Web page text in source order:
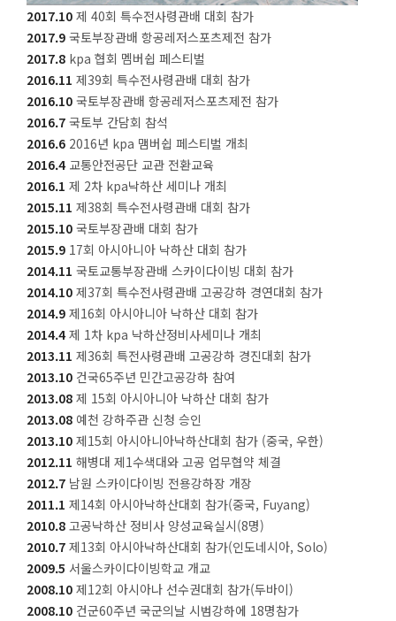
2017.10 제 40회 특수전사령관배 대회 참가
2017.9 국토부장관배 항공레저스포츠제전 참가
2017.8 kpa 협회 멤버쉽 페스티벌
2016.11 제39회 특수전사령관배 대회 참가
2016.10 국토부장관배 항공레저스포츠제전 참가
2016.7 국토부 간담회 참석
2016.6 2016년 kpa 맴버쉽 페스티벌 개최
2016.4교통안전공단 교관 전환교육
2016.1 제 2차 kpa낙하산 세미나 개최
2015.11 제38회 특수전사령관배 대회 참가
2015.10 국토부장관배 대회 참가
2015.9 17회 아시아니아 낙하산 대회 참가
2014.11 국토교통부장관배 스카이다이빙 대회 참가
2014.10 제37회 특수전사령관배 고공강하 경연대회 참가
2014.9 제16회 아시아니아 낙하산 대회 참가
2014.4제 1차 kpa 낙하산정비사세미나 개최
2013.11 제36회 특전사령관배 고공강하 경진대회 참가
2013.10 건국65주년 민간고공강하 참여
2013.08 제 15회 아시아니아 낙하산 대회 참가
2013.08 예천 강하주관 신청 승인
2013.10 제15회 아시아니아낙하산대회 참가 (중국, 우한)
2012.11 해병대 제1수색대와 고공 업무협약 체결
2012.7 남원 스카이다이빙 전용강하장 개장
2011.1 제14회 아시아낙하산대회 참가(중국, Fuyang)
2010.8 고공낙하산 정비사 양성교육실시(8명)
2010.7 제13회 아시아낙하산대회 참가(인도네시아, Solo)
2009.5 서울스카이다이빙학교 개교
2008.10 제12회 아시아나 선수권대회 참가(두바이)
2008.10 건군60주년 국군의날 시범강하에 18명참가